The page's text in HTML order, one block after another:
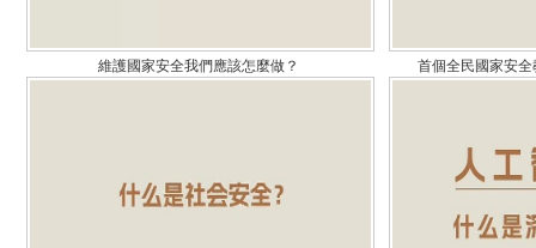
維護國家安全我們應該怎麼做？ 首個全民國家安